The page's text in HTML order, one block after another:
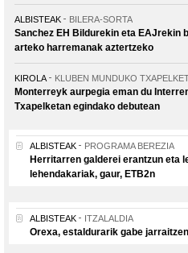
ALBISTEAK BILERA-SORTA
Sanchez EH Bildurekin eta EAJrekin
arteko harremanak aztertzeko
KIROLA KLUBEN MUNDUKO
Monterreyk aurpegia eman du
Txapelketan egindako debutean
ALBISTEAK PROGRAMA BEREZIA
Herritarren galderei erantzun eta
lehendakariak, gaur, ETB2n
ALBISTEAK ITZALALDIA
Orexa, estaldurarik gabe